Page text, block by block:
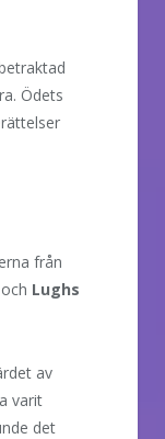
Ödets
från
och Lughs
av
varit
det